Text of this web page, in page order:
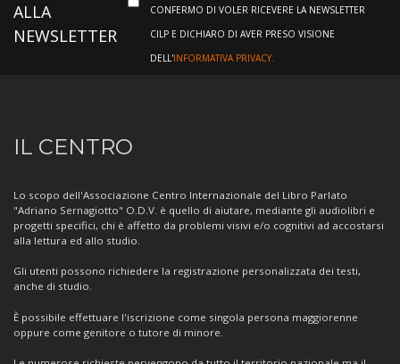
ALLA
NEWSLETTER
CONFERMO DI VOLER RICEVERE LA NEWSLETTER
CILP E DICHIARO DI AVER PRESO VISIONE
DELL'INFORMATIVA PRIVACY.
Informazioni
sul
Centro
IL CENTRO
Lo scopo dell'Associazione Centro Internazionale del Libro Parlato
"Adriano Sernagiotto" O.D.V. è quello di aiutare, mediante gli audiolibri e
progetti specifici, chi è affetto da problemi visivi e/o cognitivi ad accostarsi
alla lettura ed allo studio.
Gli utenti possono richiedere la registrazione personalizzata dei testi,
anche di studio.
È possibile effettuare l'iscrizione come singola persona maggiorenne
oppure come genitore o tutore di minore.